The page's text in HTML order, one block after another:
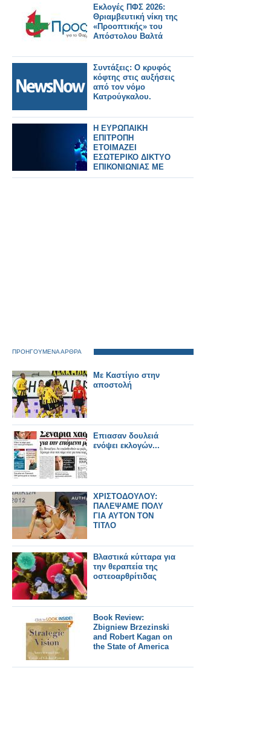
Εκλογές ΠΦΣ 2026:
Θριαμβευτική νίκη της
«Προοπτικής» του
Απόστολου Βαλτά
Συντάξεις: Ο κρυφός
κόφτης στις αυξήσεις
από τον νόμο
Κατρούγκαλου.
Η ΕΥΡΩΠΑΙΚΗ
ΕΠΙΤΡΟΠΗ
ΕΤΟΙΜΑΖΕΙ
ΕΣΩΤΕΡΙΚΟ ΔΙΚΤΥΟ
ΕΠΙΚΟΝΙΩΝΙΑΣ ΜΕ
ΒΑΣΗ ΤΟ
ΠΡΟΗΓΟΥΜΕΝΑ ΑΡΘΡΑ
Με Καστίγιο στην
αποστολή
Επιασαν δουλειά
ενόψει εκλογών...
ΧΡΙΣΤΟΔΟΥΛΟΥ:
ΠΑΛΕΨΑΜΕ ΠΟΛΥ
ΓΙΑ ΑΥΤΟΝ ΤΟΝ
ΤΙΤΛΟ
Βλαστικά κύτταρα για
την θεραπεία της
οστεοαρθρίτιδας
Book Review:
Zbigniew Brzezinski
and Robert Kagan on
the State of America